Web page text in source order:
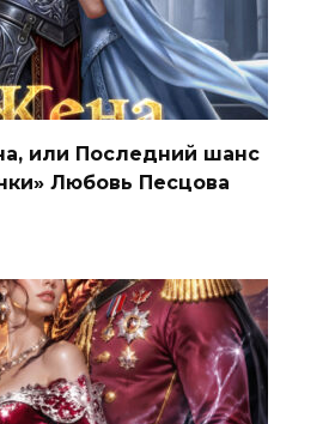
или Последний шанс
Любовь Песцова